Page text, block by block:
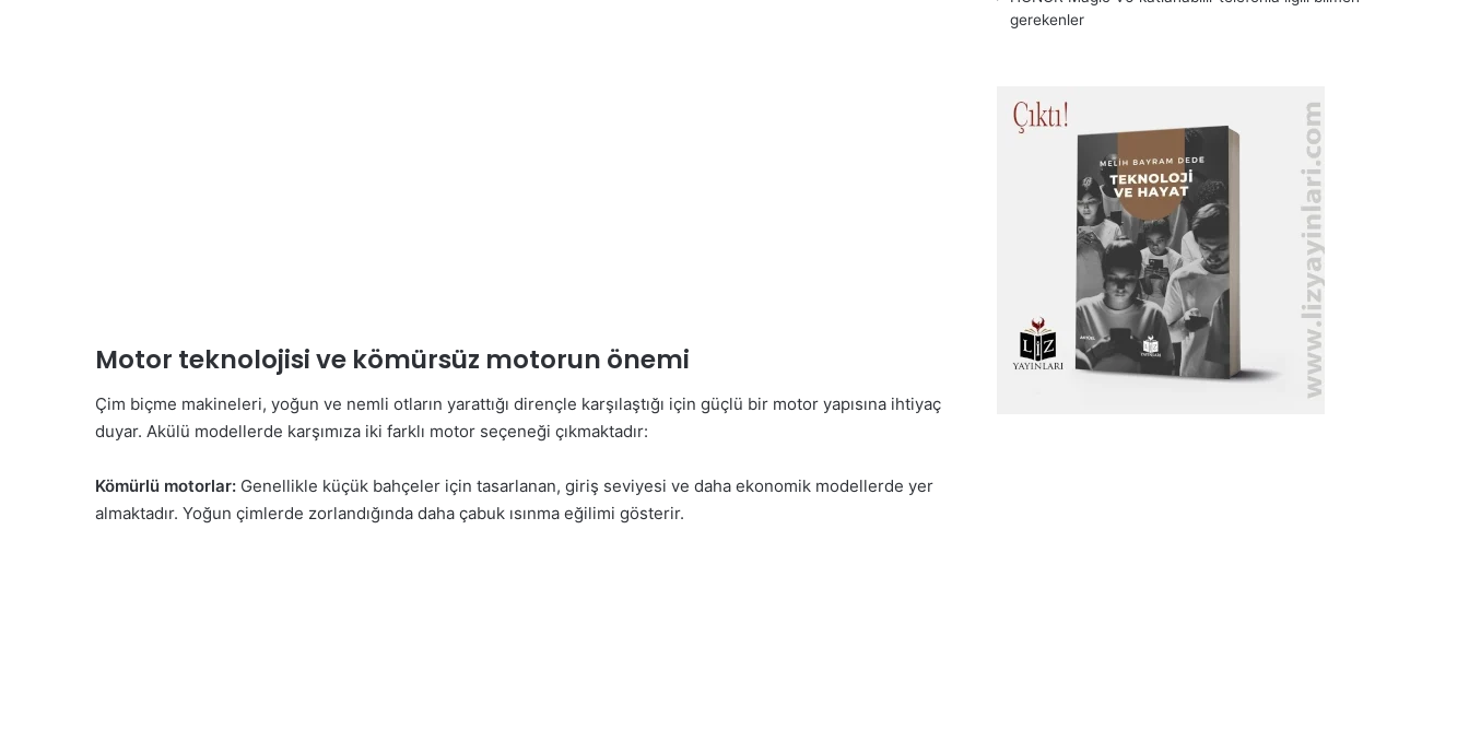
Motor teknolojisi ve kömürsüz motorun önemi
Çim biçme makineleri, yoğun ve nemli otların yarattığı dirençle karşılaştığı için güçlü bir motor yapısına ihtiyaç
duyar. Akülü modellerde karşımıza iki farklı motor seçeneği çıkmaktadır:
Kömürlü motorlar: Genellikle küçük bahçeler için tasarlanan, giriş seviyesi ve daha ekonomik modellerde yer
almaktadır. Yoğun çimlerde zorlandığında daha çabuk ısınma eğilimi gösterir.
gerekenler